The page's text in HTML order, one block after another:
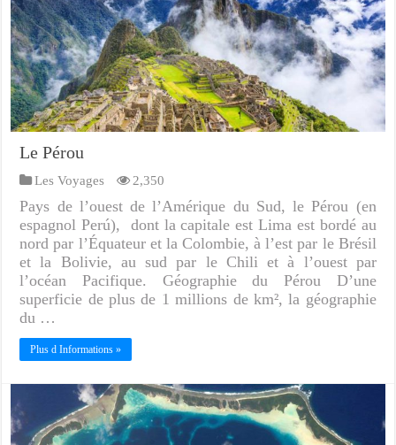
Le Pérou
Les Voyages 2,350
Pays de l’ouest de l’Amérique du Sud, le Pérou (en
espagnol Perú), dont la capitale est Lima est bordé au
nord par l’Équateur et la Colombie, à l’est par le Brésil
et la Bolivie, au sud par le Chili et à l’ouest par
l’océan Pacifique. Géographie du Pérou D’une
superficie de plus de 1 millions de km², la géographie
du …
Plus d Informations »